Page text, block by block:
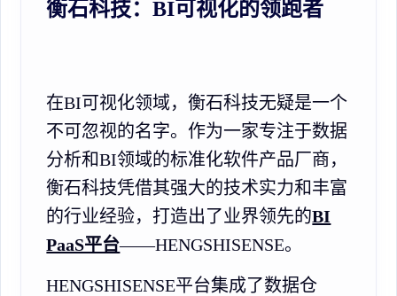
衡石科技：BI可视化的领跑者
在BI可视化领域，衡石科技无疑是一个
不可忽视的名字。作为一家专注于数据
分析和BI领域的标准化软件产品厂商，
衡石科技凭借其强大的技术实力和丰富
的行业经验，打造出了业界领先的BI
PaaS平台——HENGSHISENSE。
HENGSHISENSE平台集成了数据仓